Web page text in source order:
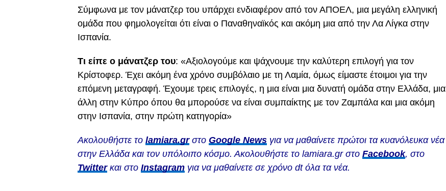
Σύμφωνα με τον μάνατζερ του υπάρχει ενδιαφέρον από τον ΑΠΟΕΛ, μια μεγάλη ελληνική
ομάδα που φημολογείται ότι είναι ο Παναθηναϊκός και ακόμη μια από την Λα Λίγκα στην
Ισπανία.
Τι είπε ο μάνατζερ του: «Αξιολογούμε και ψάχνουμε την καλύτερη επιλογή για τον
Κρίστοφερ. Έχει ακόμη ένα χρόνο συμβόλαιο με τη Λαμία, όμως είμαστε έτοιμοι για την
επόμενη μεταγραφή. Έχουμε τρεις επιλογές, η μια είναι μια δυνατή ομάδα στην Ελλάδα, μια
άλλη στην Κύπρο όπου θα μπορούσε να είναι συμπαίκτης με τον Ζαμπάλα και μια ακόμη
στην Ισπανία, στην πρώτη κατηγορία»
Ακολουθήστε το lamiara.grστο Google News για να μαθαίνετε πρώτοι τα κυανόλευκα νέα
στην Ελλάδα και τον υπόλοιπο κόσμο. Ακολουθήστε το lamiara.gr στο Facebook, στο
Twitterκαι στο Instagram για να μαθαίνετε σε χρόνο dt όλα τα νέα.